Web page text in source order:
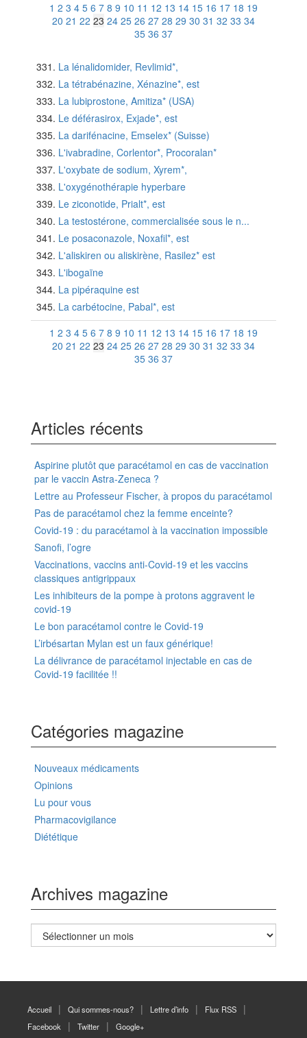
1 2 3 4 5 6 7 8 9 10 11 12 13 14 15 16 17 18 19
20 21 22 23 24 25 26 27 28 29 30 31 32 33 34
35 36 37
La lénalidomider, Revlimid*,
La tétrabénazine, Xénazine*, est
La lubiprostone, Amitiza* (USA)
Le déférasirox, Exjade*, est
La darifénacine, Emselex* (Suisse)
L'ivabradine, Corlentor*, Procoralan*
L'oxybate de sodium, Xyrem*,
L'oxygénothérapie hyperbare
Le ziconotide, Prialt*, est
La testostérone, commercialisée sous le n...
Le posaconazole, Noxafil*, est
L'aliskiren ou aliskirène, Rasilez* est
L'ibogaïne
La pipéraquine est
La carbétocine, Pabal*, est
1 2 3 4 5 6 7 8 9 10 11 12 13 14 15 16 17 18 19
20 21 22 23 24 25 26 27 28 29 30 31 32 33 34
35 36 37
Articles récents
Aspirine plutôt que paracétamol en cas de vaccination
par le vaccin Astra-Zeneca ?
Lettre au Professeur Fischer, à propos du paracétamol
Pas de paracétamol chez la femme enceinte?
Covid-19 : du paracétamol à la vaccination impossible
Sanofi, l’ogre
Vaccinations, vaccins anti-Covid-19 et les vaccins
classiques antigrippaux
Les inhibiteurs de la pompe à protons aggravent le
covid-19
Le bon paracétamol contre le Covid-19
L’irbésartan Mylan est un faux générique!
La délivrance de paracétamol injectable en cas de
Covid-19 facilitée !!
Catégories magazine
Nouveaux médicaments
Opinions
Lu pour vous
Pharmacovigilance
Diététique
Archives magazine
Archives
magazine
Accueil Qui sommes-nous? Lettre d’info
Flux RSS
Facebook
Twitter Google+